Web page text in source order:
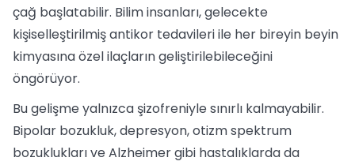
çağ başlatabilir. Bilim insanları, gelecekte
kişiselleştirilmiş antikor tedavileri ile her bireyin beyin
kimyasına özel ilaçların geliştirilebileceğini
öngörüyor.
Bu gelişme yalnızca şizofreniyle sınırlı kalmayabilir.
Bipolar bozukluk, depresyon, otizm spektrum
bozuklukları ve Alzheimer gibi hastalıklarda da